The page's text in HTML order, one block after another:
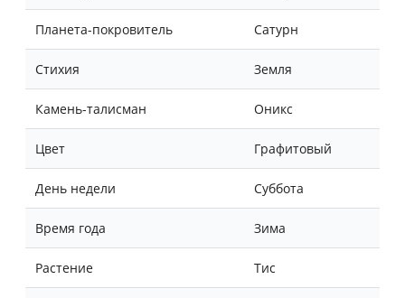
Планета-покровитель Сатурн
Стихия Земля
Камень-талисман Оникс
Цвет Графитовый
День недели Суббота
Время года Зима
Растение Тис